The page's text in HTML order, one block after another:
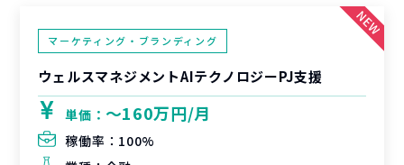
マーケティング・ブランディング
ウェルスマネジメントAIテクノロジーPJ支援
単価： 〜160万円/月
稼働率： 100%